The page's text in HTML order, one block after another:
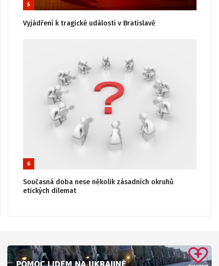
5
Vyjádření k tragické události v Bratislavě
6
Současná doba nese několik zásadních okruhů
etických dilemat